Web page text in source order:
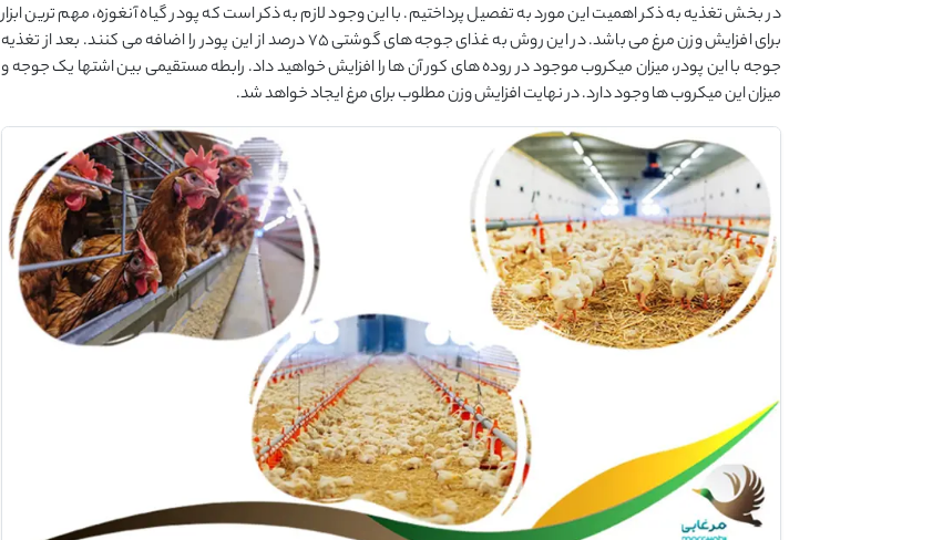
در بخش تغذیه به ذکر اهمیت این مورد به تفصیل پرداختیم. با این وجود لازم به ذکر است که پودر گیاه آنغوزه، مهم ترین ابزار
برای افزایش وزن مرغ می باشد. در این روش به غذای جوجه های گوشتی 75 درصد از این پودر را اضافه می کنند. بعد از تغذیه
جوجه با این پودر، میزان میکروب موجود در روده های کور آن ها را افزایش خواهید داد. رابطه مستقیمی بین اشتها یک جوجه و
میزان این میکروب ها وجود دارد. در نهایت افزایش وزن مطلوب برای مرغ ایجاد خواهد شد.